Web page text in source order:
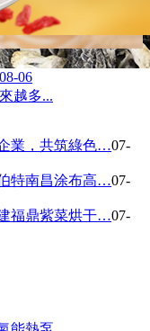
08-06
越多...
業，共筑綠色…07-
特南昌涂布高…07-
福鼎紫菜烘干…07-